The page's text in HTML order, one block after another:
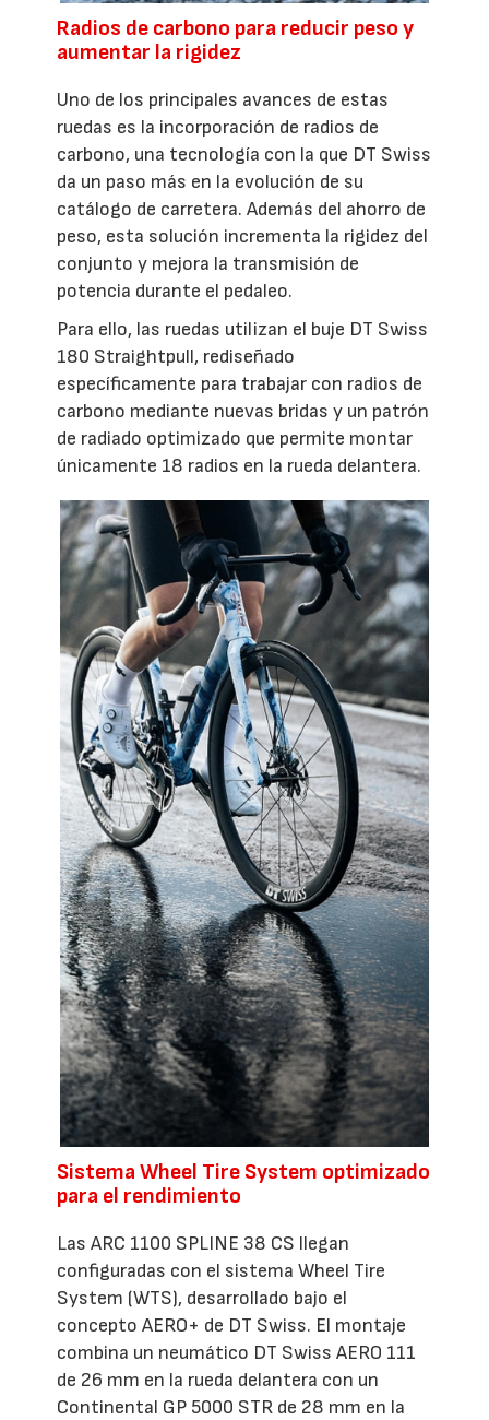
Radios de carbono para reducir peso y
aumentar la rigidez
Uno de los principales avances de estas
ruedas es la incorporación de radios de
carbono, una tecnología con la que DT Swiss
da un paso más en la evolución de su
catálogo de carretera. Además del ahorro de
peso, esta solución incrementa la rigidez del
conjunto y mejora la transmisión de
potencia durante el pedaleo.
Para ello, las ruedas utilizan el buje DT Swiss
180 Straightpull, rediseñado
específicamente para trabajar con radios de
carbono mediante nuevas bridas y un patrón
de radiado optimizado que permite montar
únicamente 18 radios en la rueda delantera.
Sistema Wheel Tire System optimizado
para el rendimiento
Las ARC 1100 SPLINE 38 CS llegan
configuradas con el sistema Wheel Tire
System (WTS), desarrollado bajo el
concepto AERO+ de DT Swiss. El montaje
combina un neumático DT Swiss AERO 111
de 26 mm en la rueda delantera con un
Continental GP 5000 STR de 28 mm en la